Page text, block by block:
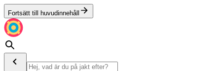
Fortsätt till huvudinnehåll